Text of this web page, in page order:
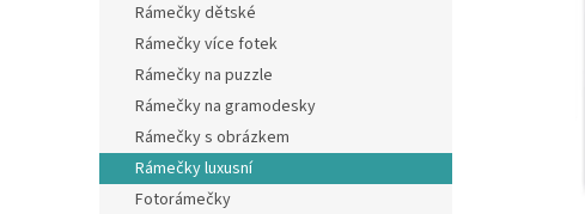
Rámečky dětské
Rámečky více fotek
Rámečky na puzzle
Rámečky na gramodesky
Rámečky s obrázkem
Rámečky luxusní
Fotorámečky